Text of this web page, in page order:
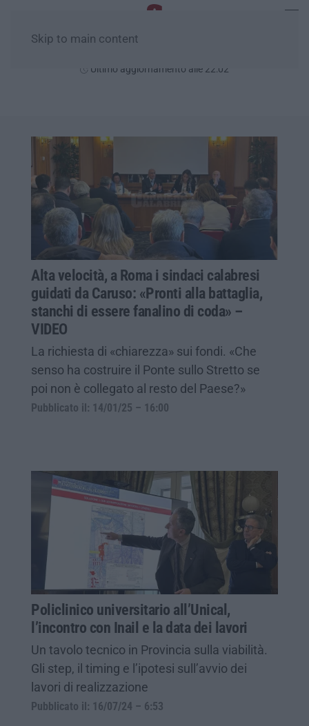
Skip to main content
Ultimo aggiornamento alle 22:02
Alta velocità, a Roma i sindaci calabresi
guidati da Caruso: «Pronti alla battaglia,
stanchi di essere fanalino di coda» –
VIDEO
La richiesta di «chiarezza» sui fondi. «Che
senso ha costruire il Ponte sullo Stretto se
poi non è collegato al resto del Paese?»
Pubblicato il: 14/01/25 – 16:00
Policlinico universitario all’Unical,
l’incontro con Inail e la data dei lavori
Un tavolo tecnico in Provincia sulla viabilità.
Gli step, il timing e l’ipotesi sull’avvio dei
lavori di realizzazione
Pubblicato il: 16/07/24 – 6:53